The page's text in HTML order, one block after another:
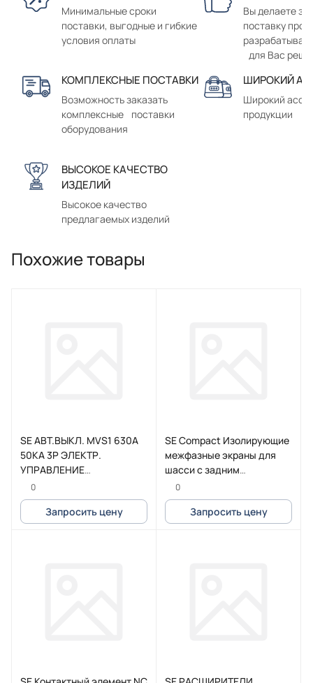
Минимальные сроки
поставки, выгодные и гибкие
условия оплаты
Вы делаете
поставку
для Вас
КОМПЛЕКСНЫЕ ПОСТАВКИ
Возможность заказать
комплексные поставки
оборудования
ШИРОКИЙ
Широкий
продукции
ВЫСОКОЕ КАЧЕСТВО
ИЗДЕЛИЙ
Высокое качество
предлагаемых изделий
Похожие товары
SE АВТ.ВЫКЛ. MVS1 630A
50KA 3P ЭЛЕКТР.
УПРАВЛЕНИЕ
СТАЦИОНАРНЫЙ С
РАСЦЕПИТЕЛЕМ ETA6G
0
Запросить цену
SE Compact Изолирующие
межфазные экраны для
шасси с задним
присоединением (3шт.)
0
Запросить цену